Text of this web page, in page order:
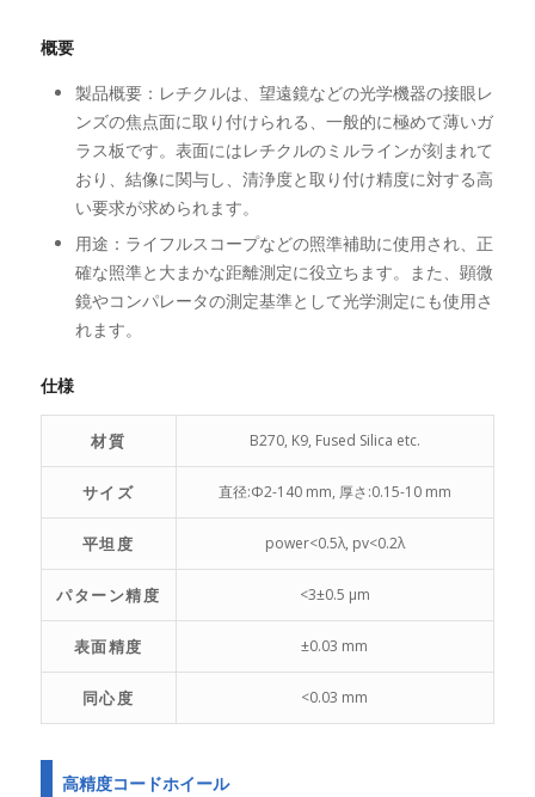
概要
製品概要：レチクルは、望遠鏡などの光学機器の接眼レ
ンズの焦点面に取り付けられる、一般的に極めて薄いガ
ラス板です。表面にはレチクルのミルラインが刻まれて
おり、結像に関与し、清浄度と取り付け精度に対する高
い要求が求められます。
用途：ライフルスコープなどの照準補助に使用され、正
確な照準と大まかな距離測定に役立ちます。また、顕微
鏡やコンパレータの測定基準として光学測定にも使用さ
れます。
仕様
材質 B270, K9, Fused Silica etc.
サイズ 直径:Φ2-140 mm, 厚さ:0.15-10 mm
平坦度 power<0.5λ, pv<0.2λ
パターン精度 <3±0.5 μm
表面精度 ±0.03 mm
同心度 <0.03 mm
高精度コードホイール